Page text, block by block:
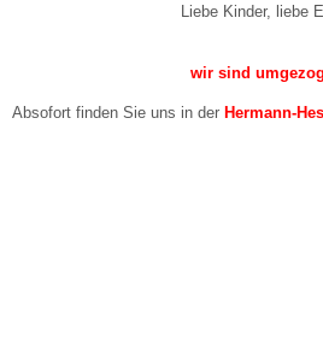
Liebe Kinder, liebe
wir sind
Absofort finden Sie uns in der Hermann-